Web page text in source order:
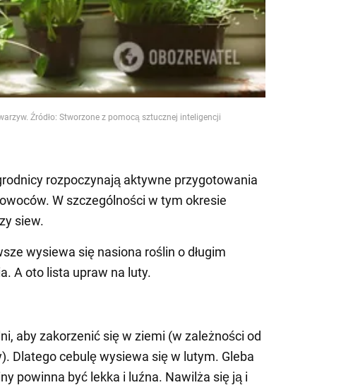
Źródło: Stworzone z pomocą sztucznej inteligencji
rozpoczynają aktywne przygotowania
W szczególności w tym okresie
siew.
wysiewa się nasiona roślin o długim
A oto lista upraw na luty.
aby zakorzenić się w ziemi (w zależności od
Dlatego cebulę wysiewa się w lutym. Gleba
powinna być lekka i luźna. Nawilża się ją i